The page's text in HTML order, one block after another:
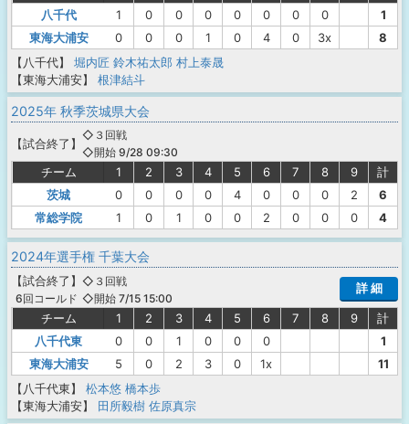
八千代
1 0 0 0 0 0 0 0
1
東海大浦安
0 0 0 1 0 4 0 3x
8
【八千代】
堀内匠 鈴木祐太郎 村上泰晟
【東海大浦安】
根津結斗
2025年 秋季茨城県大会
【試合終了 】
◇３回戦
◇開始 9/28 09:30
チーム 1 2 3 4 5 6 7 8 9
計
茨城
0 0 0 0 4 0 0 0 2
6
常総学院
1 0 1 0 0 2 0 0 0 4
2024年選手権 千葉大会
【試合終了 】
6回コールド
◇３回戦
◇開始 7/15 15:00
詳 細
チーム 1 2 3 4 5 6 7 8 9
計
八千代東
0 0 1 0 0 0
1
東海大浦安
5 0 2 3 0 1x
11
【八千代東】
松本悠 橋本歩
【東海大浦安】
田所毅樹 佐原真宗